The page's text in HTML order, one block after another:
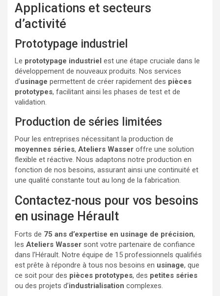
Applications et secteurs
d’activité
Prototypage industriel
Le prototypage industriel est une étape cruciale dans le
développement de nouveaux produits. Nos services
d’usinage permettent de créer rapidement des pièces
prototypes, facilitant ainsi les phases de test et de
validation.
Production de séries limitées
Pour les entreprises nécessitant la production de
moyennes séries, Ateliers Wasser offre une solution
flexible et réactive. Nous adaptons notre production en
fonction de nos besoins, assurant ainsi une continuité et
une qualité constante tout au long de la fabrication.
Contactez-nous pour vos besoins
en usinage Hérault
Forts de 75 ans d’expertise en usinage de précision,
les Ateliers Wasser sont votre partenaire de confiance
dans l’Hérault. Notre équipe de 15 professionnels qualifiés
est prête à répondre à tous nos besoins en usinage, que
ce soit pour des pièces prototypes, des petites séries
ou des projets d’industrialisation complexes.